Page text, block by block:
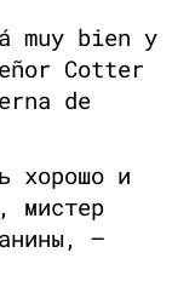
muy bien y
Cotter
de
хорошо и
мистер
—